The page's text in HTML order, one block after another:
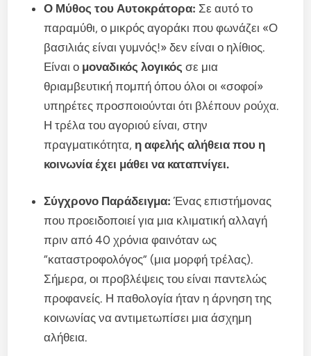
Ο Μύθος του Αυτοκράτορα: Σε αυτό το
παραμύθι, ο μικρός αγοράκι που φωνάζει «Ο
βασιλιάς είναι γυμνός!» δεν είναι ο ηλίθιος.
Είναι ο μοναδικός λογικός σε μια
θριαμβευτική πομπή όπου όλοι οι «σοφοί»
υπηρέτες προσποιούνται ότι βλέπουν ρούχα.
Η τρέλα του αγοριού είναι, στην
πραγματικότητα, η αφελής αλήθεια που η
κοινωνία έχει μάθει να καταπνίγει.
Σύγχρονο Παράδειγμα: Ένας επιστήμονας
που προειδοποιεί για μια κλιματική αλλαγή
πριν από 40 χρόνια φαινόταν ως
“καταστροφολόγος” (μια μορφή τρέλας).
Σήμερα, οι προβλέψεις του είναι παντελώς
προφανείς. Η παθολογία ήταν η άρνηση της
κοινωνίας να αντιμετωπίσει μια άσχημη
αλήθεια.